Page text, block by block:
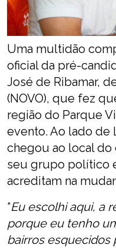
Uma multidão
oficial da pré-
José de Ribamar,
(NOVO), que fez
região do Parque
evento. Ao lado de
chegou ao local do
seu grupo político
acreditam na
“Eu escolhi aqui, a
porque eu tenho
bairros esquecidos